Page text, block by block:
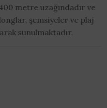
metre uzağındadır ve
şemsiyeler ve plaj
sunulmaktadır.